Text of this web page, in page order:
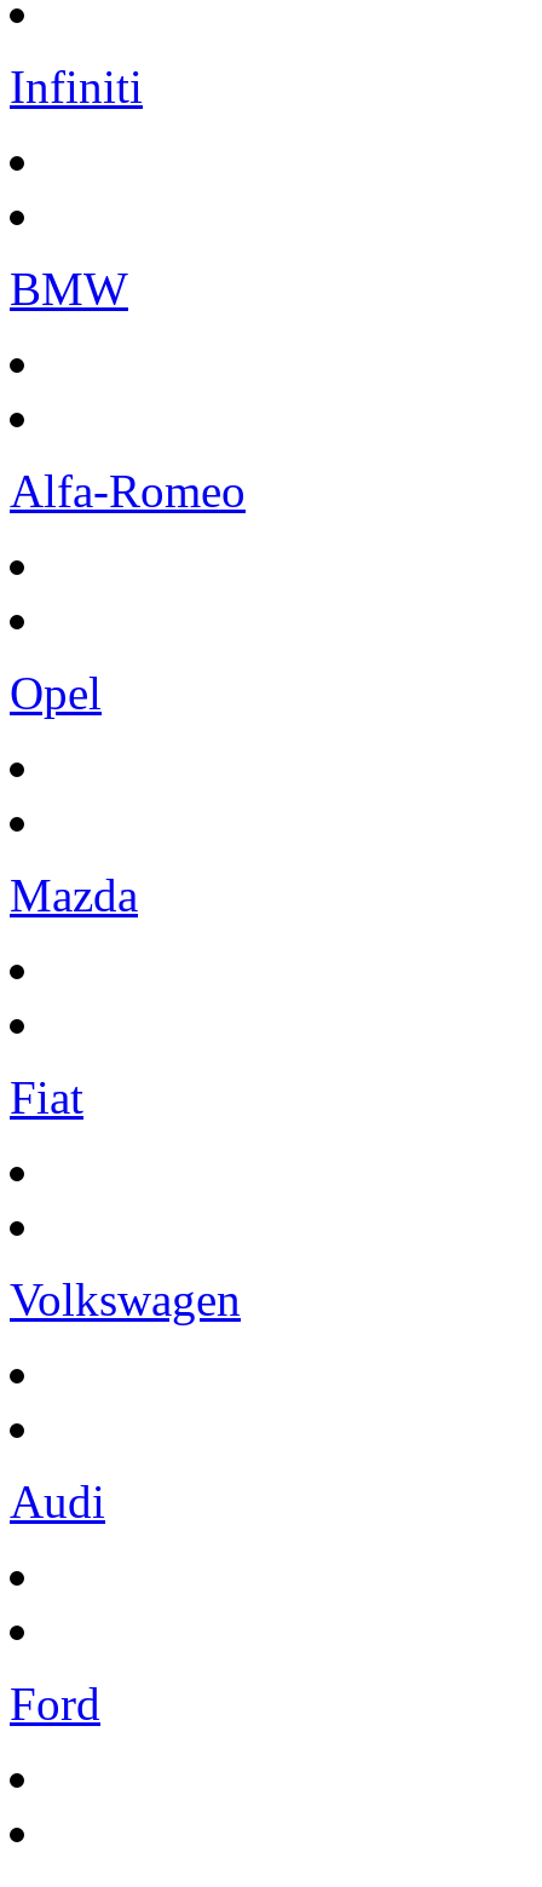
Infiniti
BMW
Alfa-Romeo
Opel
Mazda
Fiat
Volkswagen
Audi
Ford